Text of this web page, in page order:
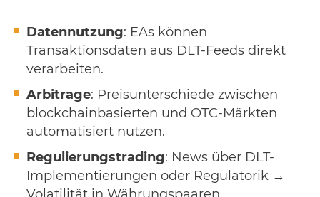
Datennutzung: EAs können
Transaktionsdaten aus DLT-Feeds direkt
verarbeiten.
Arbitrage: Preisunterschiede zwischen
blockchainbasierten und OTC-Märkten
automatisiert nutzen.
Regulierungstrading: News über DLT-
Implementierungen oder Regulatorik →